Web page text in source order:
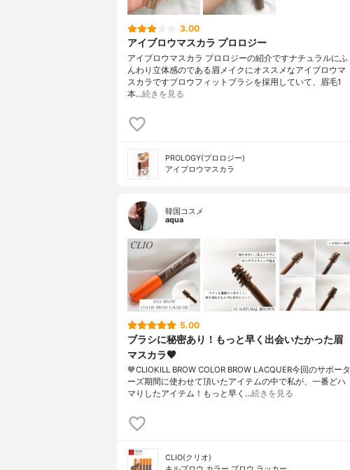
3.00
アイブロウマスカラ プロロジー
アイブロウマスカラ プロロジーの紹介ですナチュラルにふ
んわり立体感のである眉メイクにオススメなアイブロウマ
スカラですブロウフィットブラシを採用していて、眉毛1
本…続きを見る
PROLOGY(プロロジー)
アイブロウマスカラ
韓国コスメ
aqua
5.00
ブラシに秘密あり！もっと早く出会いたかった眉
マスカラ🤎
🤎CLIOKILL BROW COLOR BROW LACQUER今回のサポータ
ーズ期間に使わせて頂いたアイテムの中で私が、一番どハ
マりしたアイテム！もっと早く…続きを見る
CLIO(クリオ)